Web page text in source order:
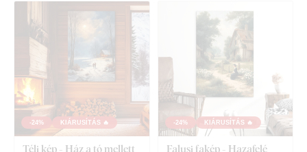
Mit talál a csomagban?
Szürrealista kép - Szobor a Holdon
Előre felszerelt akasztó / akasztók a kép hátoldalán
Áttekinthető szerelési útmutató
-24% KIÁRUSÍTÁS 🔥
Téli kép - Ház a tó mellett
-24% KIÁRUSÍTÁS 🔥
Falusi fakép - Hazafelé